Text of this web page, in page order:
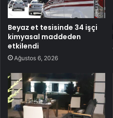
Beyaz et tesisinde 34 işçi
kimyasal maddeden
etkilendi
Ağustos 6, 2026